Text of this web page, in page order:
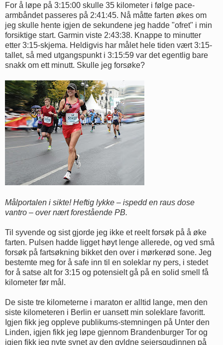
For å løpe på 3:15:00 skulle 35 kilometer i følge pace-
armbåndet passeres på 2:41:45. Nå måtte farten økes om
jeg skulle hente igjen de sekundene jeg hadde "ofret" i min
forsiktige start. Garmin viste 2:43:38. Knappe to minutter
etter 3:15-skjema. Heldigvis har målet hele tiden vært 3:15-
tallet, så med utgangspunkt i 3:15:59 var det egentlig bare
snakk om ett minutt. Skulle jeg forsøke?
Målportalen i sikte! Heftig lykke – ispedd en raus dose
vantro – over nært forestående PB.
Til syvende og sist gjorde jeg ikke et reelt forsøk på å øke
farten. Pulsen hadde ligget høyt lenge allerede, og ved små
forsøk på fartsøkning bikket den over i mørkerød sone. Jeg
bestemte meg for å safe inn til en soleklar ny pers, i stedet
for å satse alt for 3:15 og potensielt gå på en solid smell få
kilometer før mål.
De siste tre kilometerne i maraton er alltid lange, men den
siste kilometeren i Berlin er uansett min soleklare favoritt.
Igjen fikk jeg oppleve publikums-stemningen på Unter den
Linden, igjen fikk jeg løpe gjennom Brandenburger Tor og
igjen fikk jeg nyte synet av den gyldne seiersgudinnen på